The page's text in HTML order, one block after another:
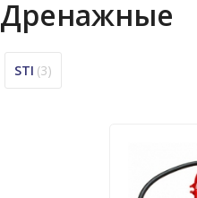
Дренажные
STI (3)